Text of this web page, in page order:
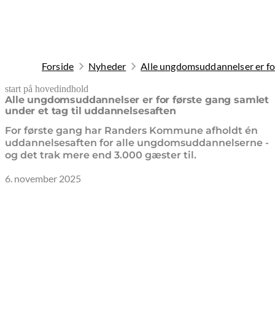
Forside Nyheder Alle ungdomsuddannelser er
start på hovedindhold
Alle ungdomsuddannelser er for første gang samlet
under et tag til uddannelsesaften
For første gang har Randers Kommune afholdt én
uddannelsesaften for alle ungdomsuddannelserne -
og det trak mere end 3.000 gæster til.
6. november 2025
senest opdateret 29. april 2026